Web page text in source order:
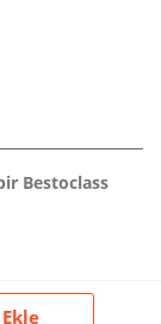
Bestoclass